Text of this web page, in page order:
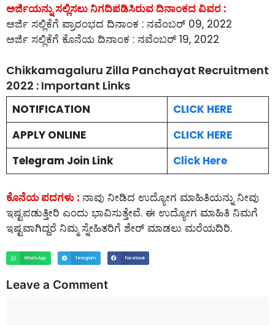
ಅರ್ಜಿಯನ್ನು ಸಲ್ಲಿಸಲು ನಿಗದಿಪಡಿಸಿರುವ ದಿನಾಂಕದ ವಿವರ :
ಅರ್ಜಿ ಸಲ್ಲಿಕೆಗೆ ಪ್ರಾರಂಭದ ದಿನಾಂಕ : ನವೆಂಬರ್ 09, 2022
ಅರ್ಜಿ ಸಲ್ಲಿಕೆಗೆ ಕೊನೆಯ ದಿನಾಂಕ : ನವೆಂಬರ್ 19, 2022
Chikkamagaluru Zilla Panchayat Recruitment
2022 : Important Links
NOTIFICATION
CLICK HERE
APPLY ONLINE
CLICK HERE
Telegram Join Link
Click Here
ಕೊನೆಯ ಪದಗಳು : ನಾವು ನೀಡಿದ ಉದ್ಯೋಗ ಮಾಹಿತಿಯನ್ನು ನೀವು
ಇಷ್ಟಪಡುತ್ತೀರಿ ಎಂದು ಭಾವಿಸುತ್ತೇವೆ. ಈ ಉದ್ಯೋಗ ಮಾಹಿತಿ ನಿಮಗೆ
ಇಷ್ಟವಾಗಿದ್ದರೆ ನಿಮ್ಮ ಸ್ನೇಹಿತರಿಗೆ ಶೇರ್ ಮಾಡಲು ಮರೆಯದಿರಿ.
WhatsApp Telegram Facebook
Leave a Comment